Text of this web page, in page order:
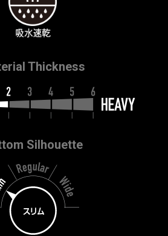
Thickness
Silhouette